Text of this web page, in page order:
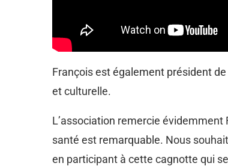
François est également président de
et culturelle.
L’association remercie
santé est remarquable. Nous
en participant à cette cagnotte qui